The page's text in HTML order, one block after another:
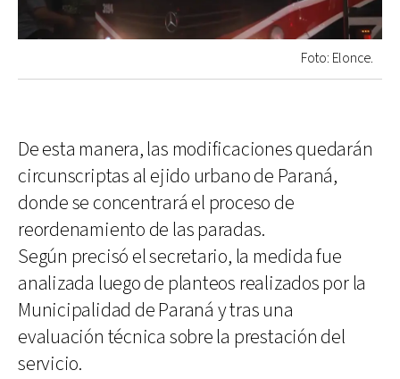
Foto: Elonce.
De esta manera, las modificaciones quedarán
circunscriptas al ejido urbano de Paraná,
donde se concentrará el proceso de
reordenamiento de las paradas.
Según precisó el secretario, la medida fue
analizada luego de planteos realizados por la
Municipalidad de Paraná y tras una
evaluación técnica sobre la prestación del
servicio.